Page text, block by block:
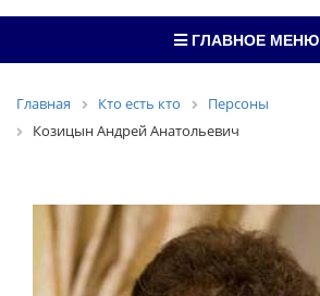
ГЛАВНОЕ МЕНЮ
Главная Кто есть кто
Персоны
Козицын Андрей Анатольевич